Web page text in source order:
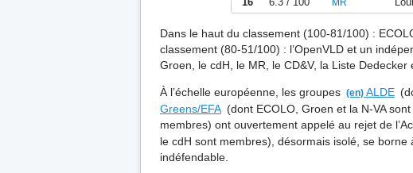
À l’heure où chacun est actif sur les réseaux
indistinctement à un individu partageant un
contenus soumis au droit d’auteur, ou à des
L’interprétation de cette notion serait — in fine
En encourageant des mesures extra-judiciaires
entreprises privées, l’ACTA confère à ces
application de telles mesures et remet
L’ACTA substitue les ayants droit au juge
comportement et les fournisseurs d’accès à
de constater les infractions.
MR
Dans le haut du classement (100-81/100) :
classement (80-51/100) : l’OpenVLD et un
Groen, le cdH, le MR, le CD&V, la Liste Dedecker
À l’échelle européenne, les groupes ALDE
Greens/EFA (dont ECOLO, Groen et la N-VA
membres) ont ouvertement appelé au rejet de
le cdH sont membres), désormais isolé, se
indéfendable.